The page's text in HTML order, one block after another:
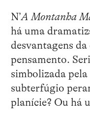
N’A Montanha
há uma
desvantagens
pensamento.
simbolizada
subterfúgio
planície? Ou há